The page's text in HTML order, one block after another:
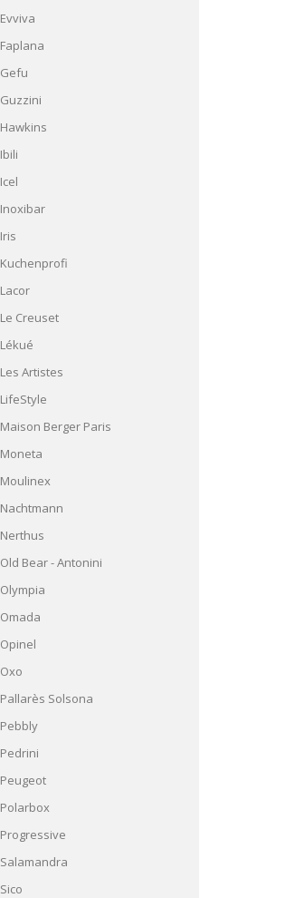
Evviva
Faplana
Gefu
Guzzini
Hawkins
Ibili
Icel
Inoxibar
Iris
Kuchenprofi
Lacor
Le Creuset
Lékué
Les Artistes
LifeStyle
Maison Berger Paris
Moneta
Moulinex
Nachtmann
Nerthus
Old Bear - Antonini
Olympia
Omada
Opinel
Oxo
Pallarès Solsona
Pebbly
Pedrini
Peugeot
Polarbox
Progressive
Salamandra
Sico